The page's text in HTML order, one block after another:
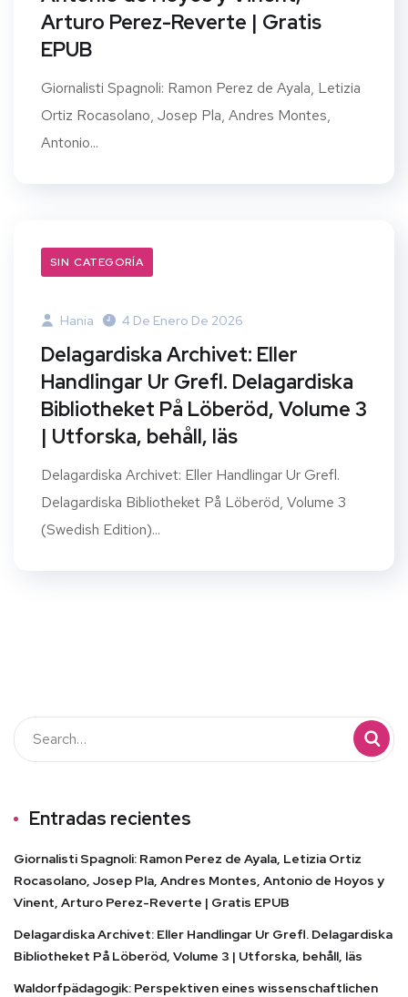
Arturo Perez-Reverte | Gratis
EPUB
Giornalisti Spagnoli: Ramon Perez de Ayala, Letizia
Ortiz Rocasolano, Josep Pla, Andres Montes,
Antonio...
SIN CATEGORÍA
Hania 4 De Enero De 2026
Delagardiska Archivet: Eller
Handlingar Ur Grefl. Delagardiska
Bibliotheket På Löberöd, Volume 3
| Utforska, behåll, läs
Delagardiska Archivet: Eller Handlingar Ur Grefl.
Delagardiska Bibliotheket På Löberöd, Volume 3
(Swedish Edition)...
Entradas recientes
Giornalisti Spagnoli: Ramon Perez de Ayala, Letizia Ortiz
Rocasolano, Josep Pla, Andres Montes, Antonio de Hoyos y
Vinent, Arturo Perez-Reverte | Gratis EPUB
Delagardiska Archivet: Eller Handlingar Ur Grefl. Delagardiska
Bibliotheket På Löberöd, Volume 3 | Utforska, behåll, läs
Waldorfpädagogik: Perspektiven eines wissenschaftlichen